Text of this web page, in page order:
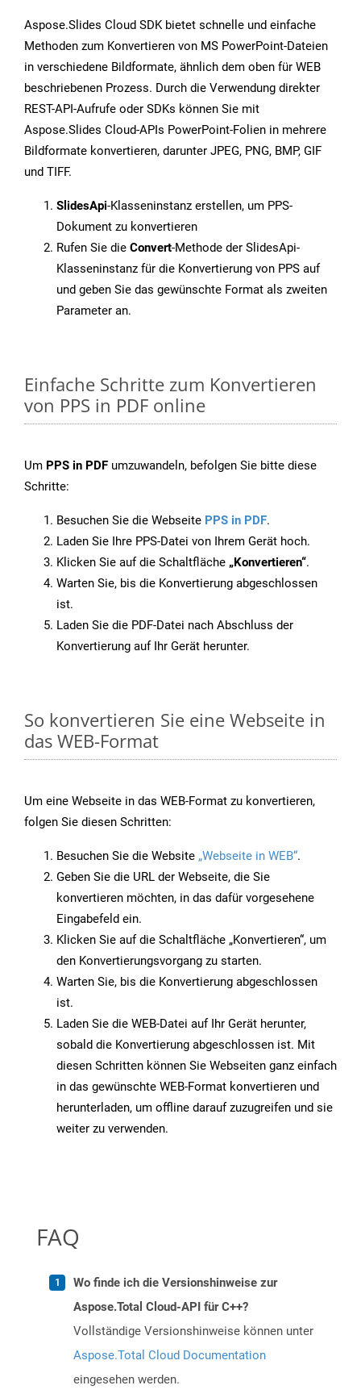
Aspose.Slides Cloud SDK bietet schnelle und einfache
Methoden zum Konvertieren von MS PowerPoint-Dateien
in verschiedene Bildformate, ähnlich dem oben für WEB
beschriebenen Prozess. Durch die Verwendung direkter
REST-API-Aufrufe oder SDKs können Sie mit
Aspose.Slides Cloud-APIs PowerPoint-Folien in mehrere
Bildformate konvertieren, darunter JPEG, PNG, BMP, GIF
und TIFF.
SlidesApi-Klasseninstanz erstellen, um PPS-
Dokument zu konvertieren
Rufen Sie die Convert-Methode der SlidesApi-
Klasseninstanz für die Konvertierung von PPS auf
und geben Sie das gewünschte Format als zweiten
Parameter an.
Einfache Schritte zum Konvertieren
von PPS in PDF online
Um PPS in PDF umzuwandeln, befolgen Sie bitte diese
Schritte:
Besuchen Sie die Webseite PPS in PDF.
Laden Sie Ihre PPS-Datei von Ihrem Gerät hoch.
Klicken Sie auf die Schaltfläche „Konvertieren“.
Warten Sie, bis die Konvertierung abgeschlossen
ist.
Laden Sie die PDF-Datei nach Abschluss der
Konvertierung auf Ihr Gerät herunter.
So konvertieren Sie eine Webseite in
das WEB-Format
Um eine Webseite in das WEB-Format zu konvertieren,
folgen Sie diesen Schritten:
Besuchen Sie die Website „Webseite in WEB“.
Geben Sie die URL der Webseite, die Sie
konvertieren möchten, in das dafür vorgesehene
Eingabefeld ein.
Klicken Sie auf die Schaltfläche „Konvertieren“, um
den Konvertierungsvorgang zu starten.
Warten Sie, bis die Konvertierung abgeschlossen
ist.
Laden Sie die WEB-Datei auf Ihr Gerät herunter,
sobald die Konvertierung abgeschlossen ist. Mit
diesen Schritten können Sie Webseiten ganz einfach
in das gewünschte WEB-Format konvertieren und
herunterladen, um offline darauf zuzugreifen und sie
weiter zu verwenden.
FAQ
Wo finde ich die Versionshinweise zur
Aspose.Total Cloud-API für C++?
Vollständige Versionshinweise können unter
Aspose.Total Cloud Documentation
eingesehen werden.